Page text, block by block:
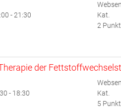
- 21:30
Kat.
2
der
- 18:30
Kat.
5